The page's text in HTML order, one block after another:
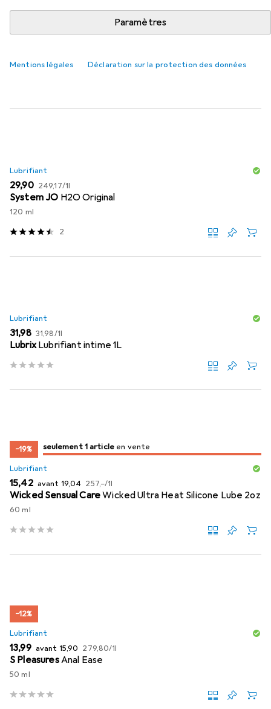
Paramètres
Mentions légales Déclaration sur la protection des données
EUR
9,41 EUR
200 ml
Lubrifiant
EUR
29,90 EUR
249,17/1l
System JO H2O Original
120 ml
2
Lubrifiant
EUR
31,98 EUR
31,98/1l
Lubrix Lubrifiant intime 1L
−19% juste 1 pièceen vente
seulement 1 article en vente
Lubrifiant
EUR
15,42 avant EUR
19,04 EUR
257,–/1l
Wicked Sensual CareWicked Ultra Heat Silicone Lube 2oz
60 ml
−12%
Lubrifiant
EUR
13,99 avant EUR
15,90 EUR
279,80/1l
S PleasuresAnal Ease
50 ml